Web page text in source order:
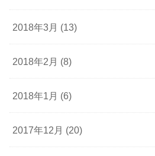
2018年3月 (13)
2018年2月 (8)
2018年1月 (6)
2017年12月 (20)